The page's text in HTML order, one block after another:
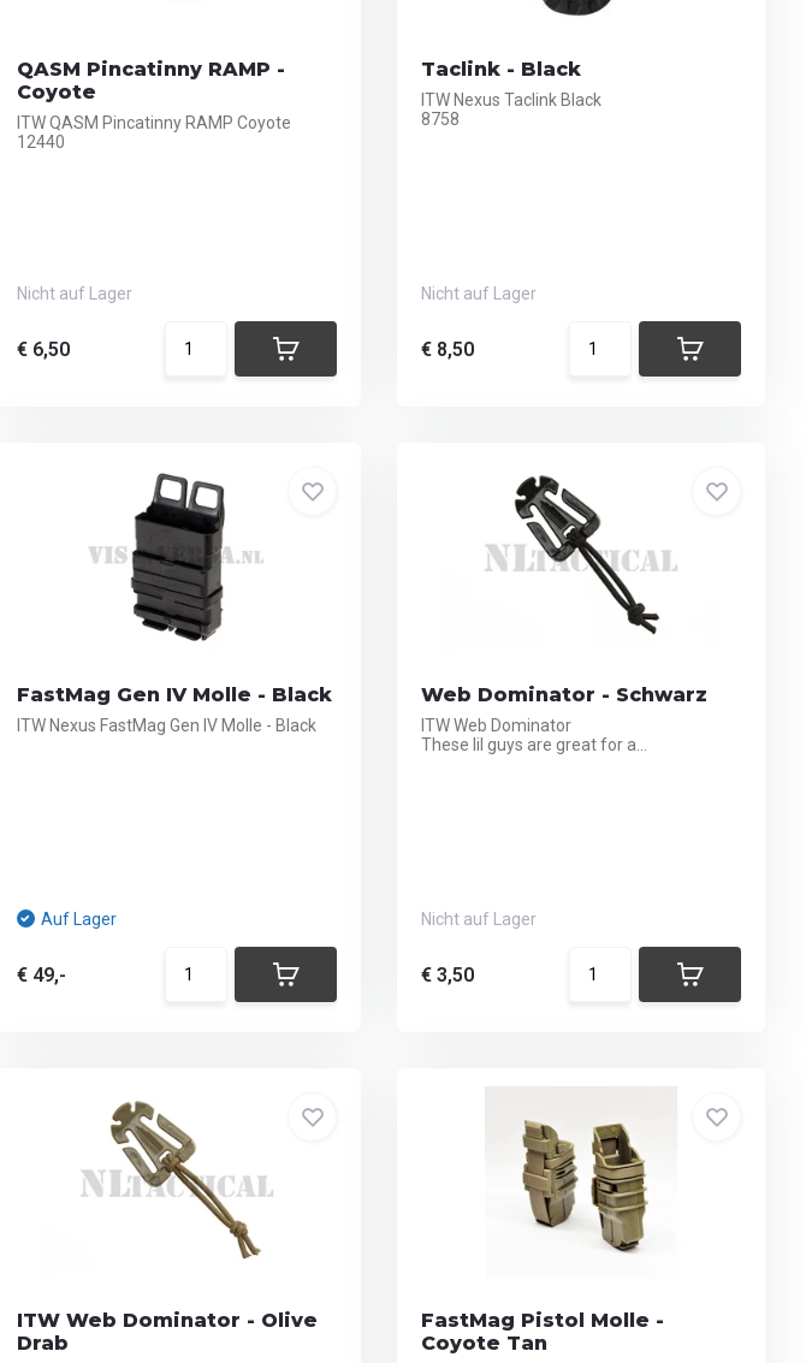
QASM Pincatinny RAMP -
Coyote
ITW QASM Pincatinny RAMP Coyote
12440
Nicht auf Lager
€ 6,50
Taclink - Black
ITW Nexus Taclink Black
8758
Nicht auf Lager
€ 8,50
FastMag Gen IV Molle - Black
ITW Nexus FastMag Gen IV Molle - Black
Auf Lager
€ 49,-
Web Dominator - Schwarz
ITW Web Dominator
These lil guys are great for a...
Nicht auf Lager
€ 3,50
ITW Web Dominator - Olive
Drab
FastMag Pistol Molle -
Coyote Tan